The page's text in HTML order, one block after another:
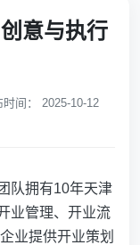
意与执行
间： 2025-10-12
队拥有10年天津
业管理、开业流
业提供开业策划